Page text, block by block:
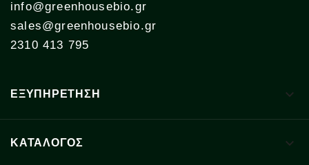
info@greenhousebio.gr
sales@greenhousebio.gr
2310 413 795
ΕΞΥΠΗΡΕΤΗΣΗ 
ΚΑΤΑΛΟΓΟΣ 